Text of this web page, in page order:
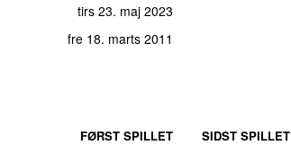
søn 6. oktober 2019
ons 15. november 2017
tirs 23. maj 2023
fre 18. marts 2011
FØRST SPILLET SIDST SPILLET